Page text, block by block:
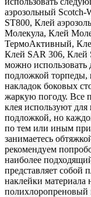
аэрозольный
ST800, Клей
Молекула, Клей
ТермоАктивный,
Клей SAR 306, Клей
можно использовать
подложкой
накладок боковых
жаркую погоду. Все
клея используют
подложкой, но
по тем или иным
занимаетесь
рекомендуем
наиболее
представляет собой
наклейки материала
полихлоропреновый